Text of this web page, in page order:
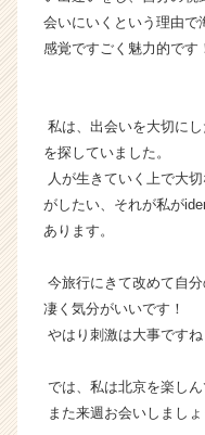
会いにいくという理由で
感覚ですごく魅力的です
私は、出会いを大切に
を探していました。
人が生きていく上で大
がしたい、それが私が
あります。
今旅行にきて改めて自
凄く気分がいいです！
やはり刺激は大事ですね
では、私は北京を楽しん
また来週お会いしましょ